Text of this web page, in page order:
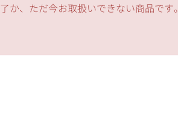
か、ただ今お取扱いできない商品です。